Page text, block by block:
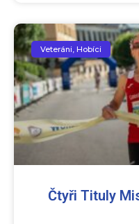
Veteráni, Hobíci
Čtyři Tituly